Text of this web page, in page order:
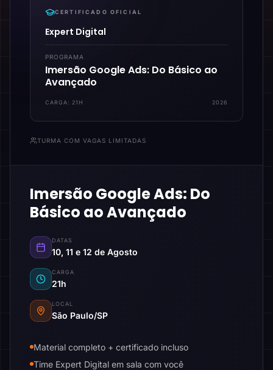
CERTIFICADO OFICIAL
Expert Digital
PROGRAMA
Imersão Google Ads: Do Básico ao
Avançado
CARGA: 21H 2026
TURMA COM VAGAS LIMITADAS
Imersão Google Ads: Do
Básico ao Avançado
DATAS
10, 11 e 12 de Agosto
CARGA
21h
LOCAL
São Paulo/SP
Material completo + certificado incluso
Time Expert Digital em sala com você